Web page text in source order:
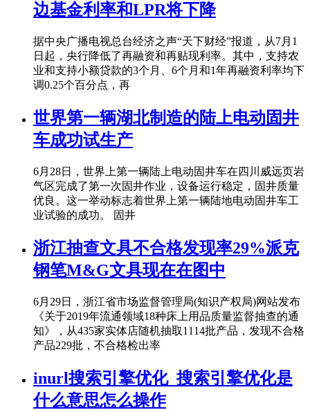
边基金利率和LPR将下降
据中央广播电视总台经济之声“天下财经”报道，从7月1
日起，央行降低了再融资和再贴现利率。其中，支持农
业和支持小额贷款的3个月、6个月和1年再融资利率均下
调0.25个百分点，再
世界第一辆湖北制造的陆上电动固井
车成功试生产
6月28日，世界上第一辆陆上电动固井车在四川威远页岩
气区完成了第一次固井作业，设备运行稳定，固井质量
优良。这一举动标志着世界上第一辆陆地电动固井车工
业试验的成功。 固井
浙江抽查文具不合格发现率29%派克
钢笔M&G文具现在在图中
6月29日，浙江省市场监督管理局(知识产权局)网站发布
《关于2019年流通领域18种床上用品质量监督抽查的通
知》，从435家实体店随机抽取1114批产品，发现不合格
产品229批，不合格检出率
inurl搜索引擎优化_搜索引擎优化是
什么意思怎么操作